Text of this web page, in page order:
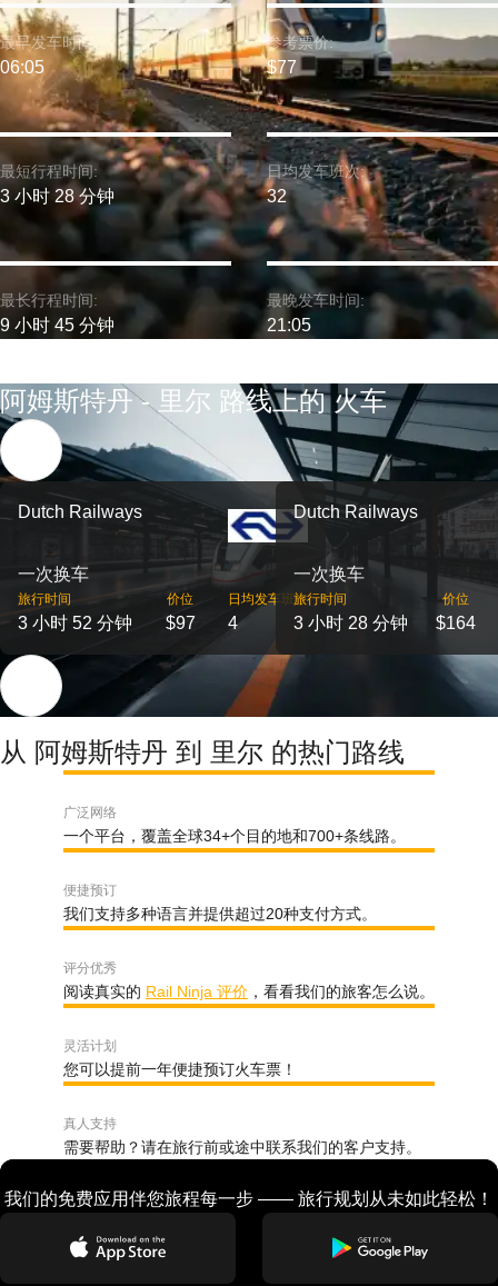
最短行程时间:
3 小时 28 分钟
最早发车时间:
06:05
最长行程时间:
9 小时 45 分钟
参考票价:
$77
日均发车班次:
32
最晚发车时间:
21:05
阿姆斯特丹 - 里尔 路线上的 火车
Dutch Railways
一次换车
旅行时间
3 小时 52 分钟
价位
$97
日均发车班次
4
Dutch Railways
一次换车
旅行时间
3 小时 28 分钟
价位
$164
从 阿姆斯特丹 到 里尔 的热门路线
广泛网络
一个平台，覆盖全球34+个目的地和700+条线路。
便捷预订
我们支持多种语言并提供超过20种支付方式。
评分优秀
阅读真实的 Rail Ninja 评价 ，看看我们的旅客怎么说。
灵活计划
您可以提前一年便捷预订火车票！
真人支持
需要帮助？请在旅行前或途中联系我们的客户支持。
我们的免费应用伴您旅程每一步 —— 旅行规划从未如此轻松！